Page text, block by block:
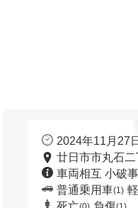
2024年11月27
廿日市市丸石
車両相互 小破
普通乗用車(1)